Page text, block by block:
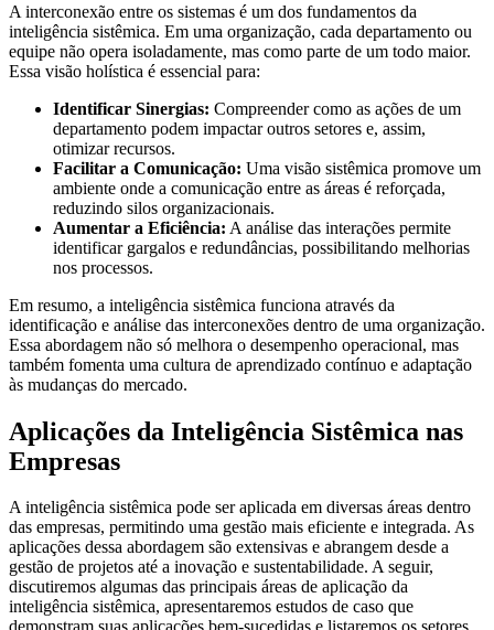
A interconexão entre os sistemas é um dos fundamentos da
inteligência sistêmica. Em uma organização, cada departamento ou
equipe não opera isoladamente, mas como parte de um todo maior.
Essa visão holística é essencial para:
Identificar Sinergias: Compreender como as ações de um
departamento podem impactar outros setores e, assim,
otimizar recursos.
Facilitar a Comunicação: Uma visão sistêmica promove um
ambiente onde a comunicação entre as áreas é reforçada,
reduzindo silos organizacionais.
Aumentar a Eficiência: A análise das interações permite
identificar gargalos e redundâncias, possibilitando melhorias
nos processos.
Em resumo, a inteligência sistêmica funciona através da
identificação e análise das interconexões dentro de uma organização.
Essa abordagem não só melhora o desempenho operacional, mas
também fomenta uma cultura de aprendizado contínuo e adaptação
às mudanças do mercado.
Aplicações da Inteligência Sistêmica nas
Empresas
A inteligência sistêmica pode ser aplicada em diversas áreas dentro
das empresas, permitindo uma gestão mais eficiente e integrada. As
aplicações dessa abordagem são extensivas e abrangem desde a
gestão de projetos até a inovação e sustentabilidade. A seguir,
discutiremos algumas das principais áreas de aplicação da
inteligência sistêmica, apresentaremos estudos de caso que